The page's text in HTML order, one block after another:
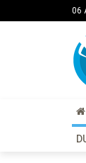
06